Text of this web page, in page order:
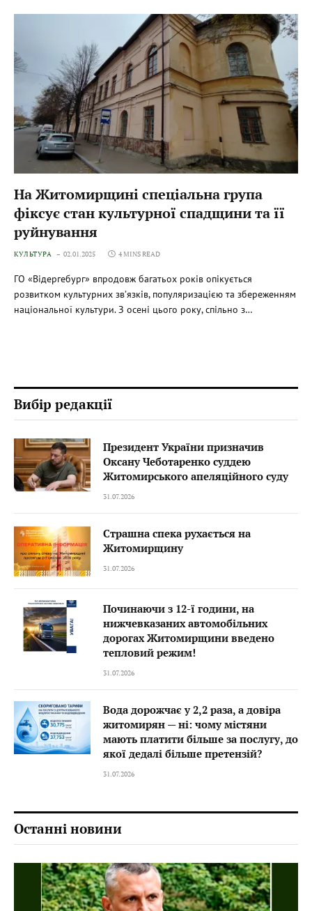
На Житомирщині спеціальна група
фіксує стан культурної спадщини та її
руйнування
КУЛЬТУРА 02.01.2025 4 MINS READ
ГО «Відергебург» впродовж багатьох років опікується
розвитком культурних зв’язків, популяризацією та збереженням
національної культури. З осені цього року, спільно з…
Вибір редакції
Президент України призначив
Оксану Чеботаренко суддею
Житомирського апеляційного суду
31.07.2026
Страшна спека рухається на
Житомирщину
31.07.2026
Починаючи з 12-ї години, на
нижчевказаних автомобільних
дорогах Житомирщини введено
тепловий режим!
31.07.2026
Вода дорожчає у 2,2 раза, а довіра
житомирян — ні: чому містяни
мають платити більше за послугу, до
якої дедалі більше претензій?
31.07.2026
Останні новини